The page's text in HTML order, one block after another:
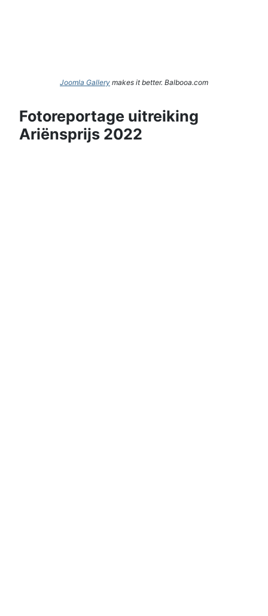
Joomla Gallery makes it better. Balbooa.com
Fotoreportage uitreiking
Ariënsprijs 2022